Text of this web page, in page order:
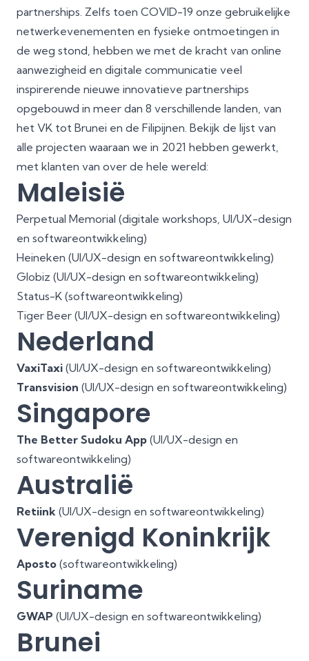
partnerships. Zelfs toen COVID-19 onze gebruikelijke
netwerkevenementen en fysieke ontmoetingen in
de weg stond, hebben we met de kracht van online
aanwezigheid en digitale communicatie veel
inspirerende nieuwe innovatieve partnerships
opgebouwd in meer dan 8 verschillende landen, van
het VK tot Brunei en de Filipijnen. Bekijk de lijst van
alle projecten waaraan we in 2021 hebben gewerkt,
met klanten van over de hele wereld:
Maleisië
Perpetual Memorial (digitale workshops, UI/UX-design
en softwareontwikkeling)
Heineken (UI/UX-design en softwareontwikkeling)
Globiz (UI/UX-design en softwareontwikkeling)
Status-K (softwareontwikkeling)
Tiger Beer (UI/UX-design en softwareontwikkeling)
Nederland
VaxiTaxi (UI/UX-design en softwareontwikkeling)
Transvision (UI/UX-design en softwareontwikkeling)
Singapore
The Better Sudoku App (UI/UX-design en
softwareontwikkeling)
Australië
Retiink (UI/UX-design en softwareontwikkeling)
Verenigd Koninkrijk
Aposto (softwareontwikkeling)
Suriname
GWAP (UI/UX-design en softwareontwikkeling)
Brunei